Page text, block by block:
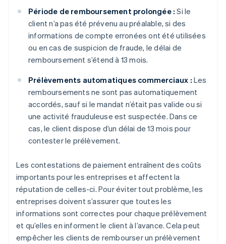
Période de remboursement prolongée : Si le
client n’a pas été prévenu au préalable, si des
informations de compte erronées ont été utilisées
ou en cas de suspicion de fraude, le délai de
remboursement s’étend à 13 mois.
Prélèvements automatiques commerciaux : Les
remboursements ne sont pas automatiquement
accordés, sauf si le mandat n’était pas valide ou si
une activité frauduleuse est suspectée. Dans ce
cas, le client dispose d’un délai de 13 mois pour
contester le prélèvement.
Les contestations de paiement entraînent des coûts
importants pour les entreprises et affectent la
réputation de celles-ci. Pour éviter tout problème, les
entreprises doivent s’assurer que toutes les
informations sont correctes pour chaque prélèvement
et qu’elles en informent le client à l’avance. Cela peut
empêcher les clients de rembourser un prélèvement